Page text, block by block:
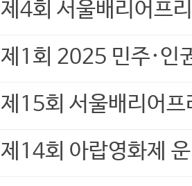
제4회 서울배리어프
제1회 2025 민주·인
제15회 서울배리어프
제14회 아랍영화제